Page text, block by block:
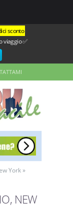
sconto
viaggio ✅
York»
NEW